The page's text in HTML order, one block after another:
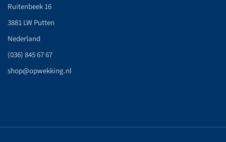
Ruitenbeek 16
3881 LW Putten
Nederland
(036) 845 67 67
shop@opwekking.nl